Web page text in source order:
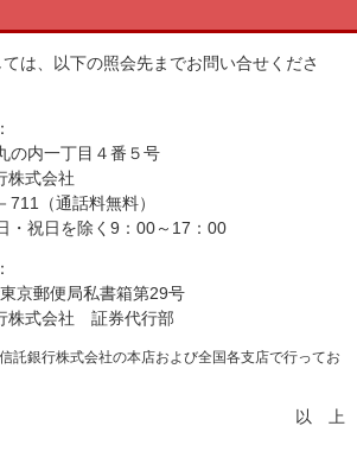
は、以下の照会先までお問い合せくださ
の内一丁目４番５号
株式会社
（通話料無料）
祝日を除く9：00～17：00
郵便局私書箱第29号
株式会社 証券代行部
託銀行株式会社の本店および全国各支店で行ってお
以 上